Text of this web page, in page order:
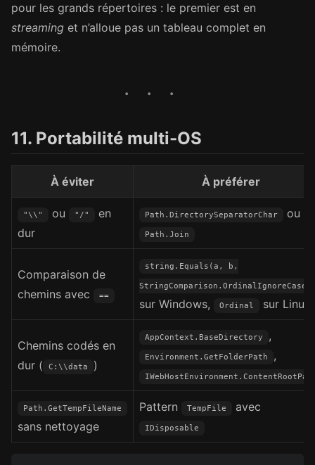
pour les grands répertoires : le premier est en
streaming et n’alloue pas un tableau complet en
mémoire.
11. Portabilité multi-OS
À éviter À préférer
"\\" ou "/"
en
dur
Path.DirectorySeparatorChar ou
Path.Join
Comparaison de
chemins avec
==
string.Equals(a, b,
StringComparison.OrdinalIgnoreCase)
sur Windows, Ordinal sur Linux
Chemins codés en
dur (
C:\\data )
AppContext.BaseDirectory ,
Environment.GetFolderPath ,
Path.GetTempFileName
sans nettoyage
Pattern TempFile avec
IDisposable